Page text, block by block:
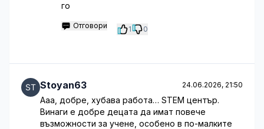
го
Отговори 1 0
Stoyan63 24.06.2026, 21:50
Ааа, добре, хубава работа… STEM център.
Винаги е добре децата да имат повече
възможности за учене, особено в по-малките